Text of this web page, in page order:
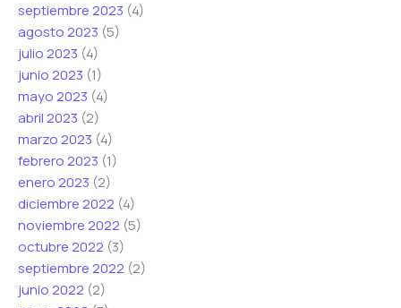
septiembre 2023 (4)
agosto 2023 (5)
julio 2023 (4)
junio 2023 (1)
mayo 2023 (4)
abril 2023 (2)
marzo 2023 (4)
febrero 2023 (1)
enero 2023 (2)
diciembre 2022 (4)
noviembre 2022 (5)
octubre 2022 (3)
septiembre 2022 (2)
junio 2022 (2)